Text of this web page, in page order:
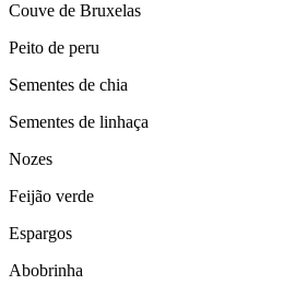
Couve de Bruxelas
Peito de peru
Sementes de chia
Sementes de linhaça
Nozes
Feijão verde
Espargos
Abobrinha